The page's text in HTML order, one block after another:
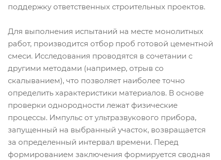
поддержку ответственных строительных проектов.
Для выполнения испытаний на месте монолитных
работ, производится отбор проб готовой цементной
смеси. Исследования проводятся в сочетании с
другими методами (например, отрыв со
скалыванием), что позволяет наиболее точно
определить характеристики материалов. В основе
проверки однородности лежат физические
процессы. Импульс от ультразвукового прибора,
запущенный на выбранный участок, возвращается
за определенный интервал времени. Перед
формированием заключения формируется сводная